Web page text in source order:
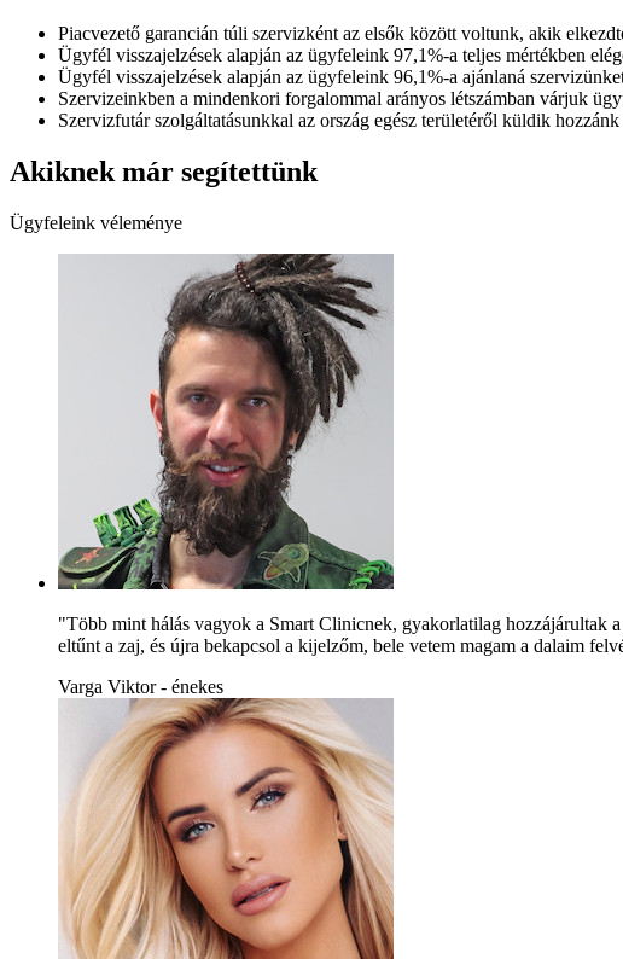
Piacvezető garancián túli szervizként az elsők között voltunk, akik
Ügyfél visszajelzések alapján az ügyfeleink 97,1%-a teljes mértékben
Ügyfél visszajelzések alapján az ügyfeleink 96,1%-a ajánlaná
Szervizeinkben a mindenkori forgalommal arányos létszámban várjuk
Szervizfutár szolgáltatásunkkal az ország egész területéről küldik
Akiknek már segítettünk
Ügyfeleink véleménye
"Több mint hálás vagyok a Smart Clinicnek, gyakorlatilag hozzájárultak
eltűnt a zaj, és újra bekapcsol a kijelzőm, bele vetem magam a dalaim
Varga Viktor - énekes